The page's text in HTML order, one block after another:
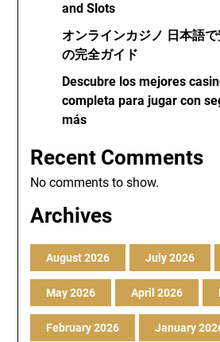
and Slots
オンラインカジノ 日本語
の完全ガイド
Descubre los mejores
completa para jugar con
más
Recent Comments
No comments to show.
Archives
August 2026 July 2026
May 2026 April 2026
February 2026 January